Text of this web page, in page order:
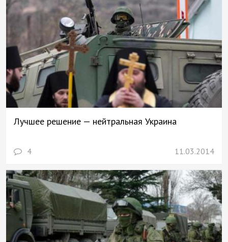
Лучшее решение — нейтральная Украина
4 11.03.2014